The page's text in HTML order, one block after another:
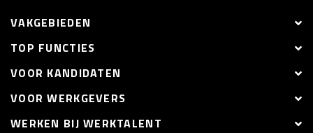
VAKGEBIEDEN
TOP FUNCTIES
VOOR KANDIDATEN
VOOR WERKGEVERS
WERKEN BIJ WERKTALENT